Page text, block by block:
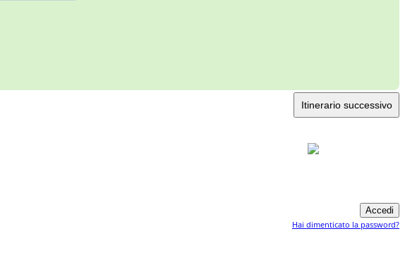
Itinerario successivo
Hai dimenticato la password?